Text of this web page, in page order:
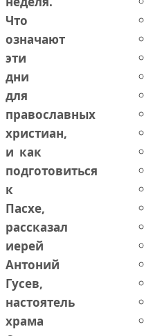
Что
означают
эти
дни
для
православных
христиан,
и как
подготовиться
к
Пасхе,
рассказал
иерей
Антоний
Гусев,
настоятель
храма